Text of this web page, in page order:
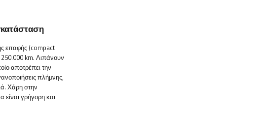
επαφής (compact
250.000 km. Λιπάνουν
αποτρέπει την
πλήμνης,
Χάρη στην
γρήγορη και